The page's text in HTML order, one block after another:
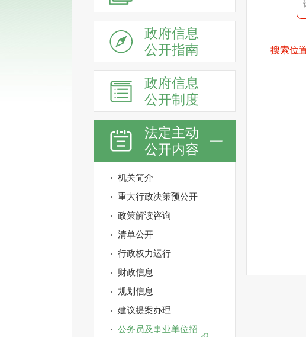
政府信息
公开指南
政府信息
公开制度
法定主动
公开内容
机关简介
重大行政决策预公开
政策解读咨询
清单公开
行政权力运行
财政信息
规划信息
建议提案办理
公务员及事业单位招
搜索位